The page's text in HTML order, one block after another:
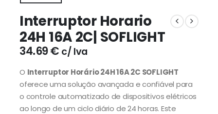
Interruptor Horario
24H 16A 2C| SOFLIGHT
34.69€ c/ Iva
O Interruptor Horário 24H 16A 2C SOFLIGHT
oferece uma solução avançada e confiável para
o controle automatizado de dispositivos elétricos
ao longo de um ciclo diário de 24 horas. Este